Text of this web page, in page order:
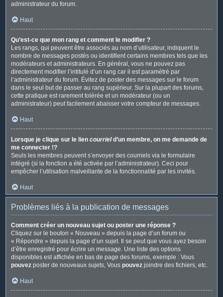
administrateur du forum.
Haut
Qu’est-ce que mon rang et comment le modifier ?
Les rangs, qui peuvent être associés au nom d’utilisateur, indiquent le
nombre de messages postés ou identifient certains membres tels que les
modérateurs et administrateurs. En général, vous ne pouvez pas
directement modifier l’intitulé d’un rang car il est paramétré par
l’administrateur du forum. Évitez de poster des messages sur le forum
dans le seul but de passer au rang supérieur. Sur la plupart des forums,
cette pratique est rarement tolérée et un modérateur (ou un
administrateur) peut facilement abaisser votre compteur de messages.
Haut
Lorsque je clique sur le lien courrield’un membre, on me demande de
me connecter !?
Seuls les membres peuvent s’envoyer des courriels via le formulaire
intégré (si la fonction a été activée par l’administrateur). Ceci pour
empêcher l’utilisation malveillante de la fonctionnalité par les invités.
Haut
Problèmes liés à la publication de messages
Comment créer un nouveau sujet ou poster une réponse ?
Cliquez sur le bouton « Nouveau » depuis la page d’un forum ou
« Répondre » depuis la page d’un sujet. Il se peut que vous ayez besoin
d’être enregistré pour écrire un message. Une liste des options
disponibles est affichée en bas de page des forums, exemple : Vous
pouvez poster de nouveaux sujets, Vous pouvez joindre des fichiers, etc.
Haut